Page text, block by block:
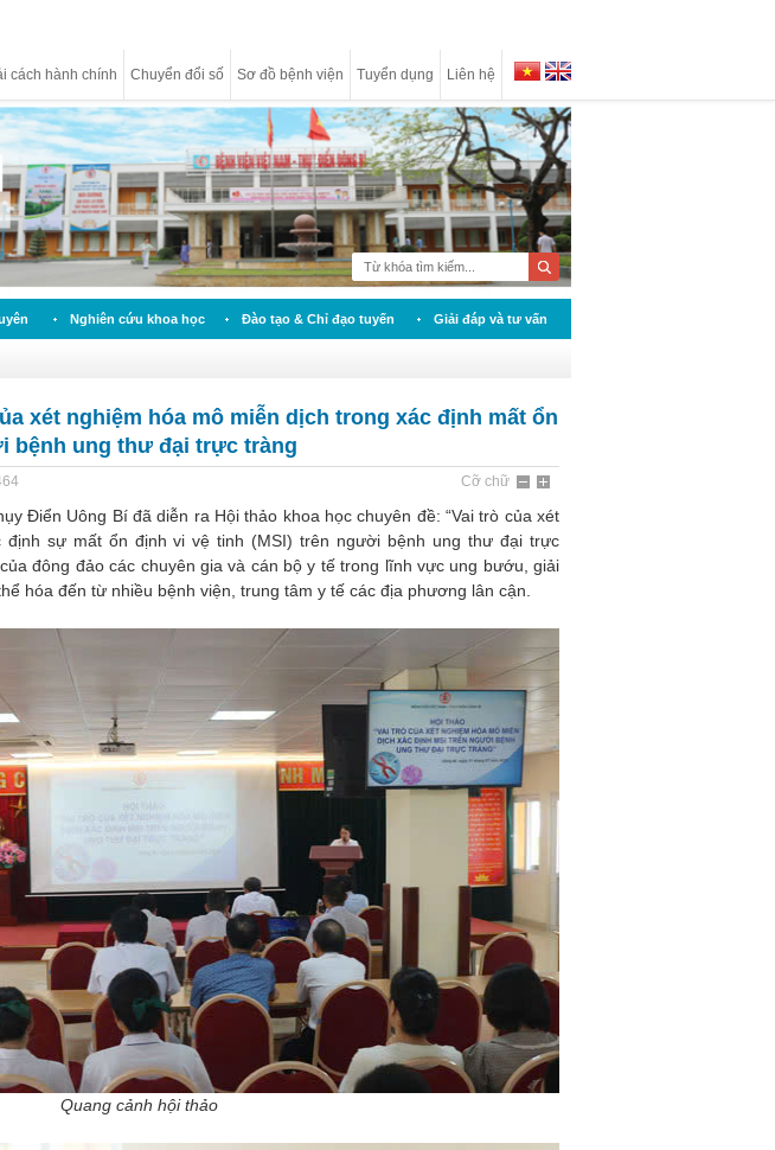
cách hành chính Chuyển đổi số Sơ đồ bệnh viện Tuyển dụng Liên hệ
Nghiên cứu khoa học Đào tạo & Chỉ đạo tuyến Giải đáp và tư vấn
xét nghiệm hóa mô miễn dịch trong xác định mất ổn
bệnh ung thư đại trực tràng
Cỡ chữ
Điển Uông Bí đã diễn ra Hội thảo khoa học chuyên đề: “Vai trò của xét
định sự mất ổn định vi vệ tinh (MSI) trên người bệnh ung thư đại trực
đông đảo các chuyên gia và cán bộ y tế trong lĩnh vực ung bướu, giải
hóa đến từ nhiều bệnh viện, trung tâm y tế các địa phương lân cận.
Quang cảnh hội thảo